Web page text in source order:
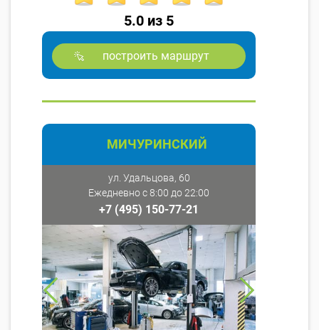
5.0 из 5
построить маршрут
МИЧУРИНСКИЙ
ул. Удальцова, 60
Ежедневно с 8:00 до 22:00
+7 (495) 150-77-21